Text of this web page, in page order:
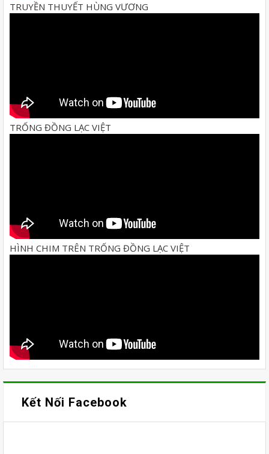
TRUYỀN THUYẾT HÙNG VƯƠNG
TRỐNG ĐỒNG LẠC VIỆT
HÌNH CHIM TRÊN TRỐNG ĐỒNG LẠC VIỆT
Kết Nối Facebook